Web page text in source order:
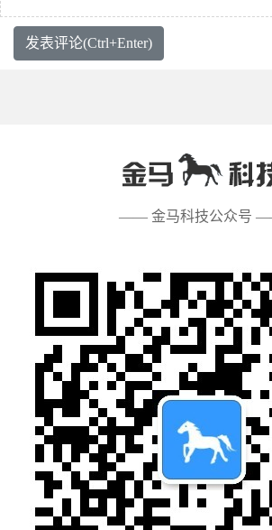
发表评论(Ctrl+Enter)
—— 金马科技公众号